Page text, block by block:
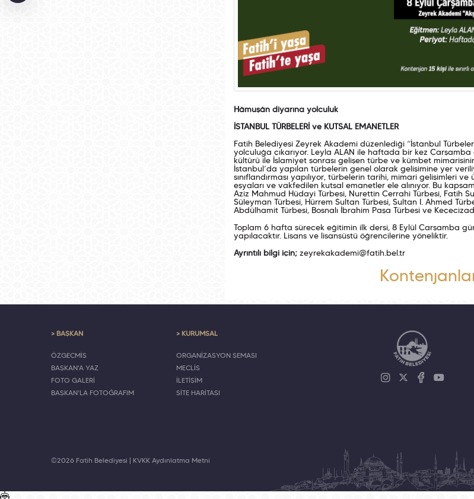
Hâmuşân diyarına yolculuk
İSTANBUL TÜRBELERİ ve KUTSAL EMANETLER
Fatih Belediyesi Zeyrek Akademi düzenlediği “İstanbul
yolculuğa çıkarıyor. Leyla ALAN ile haftada bir kez
kültürü ile İslamiyet sonrası gelişen türbe ve kümbet
İstanbul’da yapılan türbelerin genel olarak gelişimine yer
sınıflandırması yapılıyor, türbelerin tarihi, mimari gelişimleri
eşyaları ve vakfedilen kutsal emanetler ele alınıyor. Bu
Aziz Mahmud Hüdayi Türbesi, Nurettin Cerrahi Türbesi, Fatih
Süleyman Türbesi, Hürrem Sultan Türbesi, Sultan I. Ahmed
Abdülhamit Türbesi, Bosnalı İbrahim Paşa Türbesi ve
Toplam 6 hafta sürecek eğitimin ilk dersi, 8 Eylül Çarşamba
yapılacaktır. Lisans ve lisansüstü öğrencilerine yöneliktir.
Ayrıntılı bilgi için;zeyrekakademi@fatih.bel.tr
> BAŞKAN
ÖZGEÇMİŞ
BAŞKAN'A YAZ
FOTO GALERİ
BAŞKAN'LA FOTOĞRAFIM
> KURUMSAL
ORGANİZASYON ŞEMASI
MECLİS
İLETİŞİM
SİTE HARİTASI
©2026 Fatih Belediyesi | KVKK Aydınlatma Metni